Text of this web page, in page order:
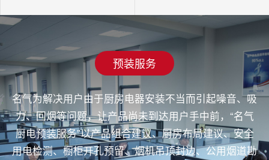
预装服务
名气为解决用户由于厨房电器安装不当而引起噪音、吸
力、回烟等问题，让产品尚未到达用户手中前，“名气
厨电预装服务”以产品组合建议、厨房布局建议、安全
用电检测、橱柜开孔预留、烟机吊顶封边、公用烟道勘